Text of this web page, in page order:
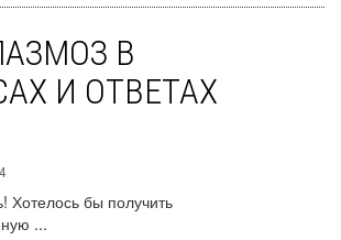
В
И ОТВЕТАХ
бы получить
...